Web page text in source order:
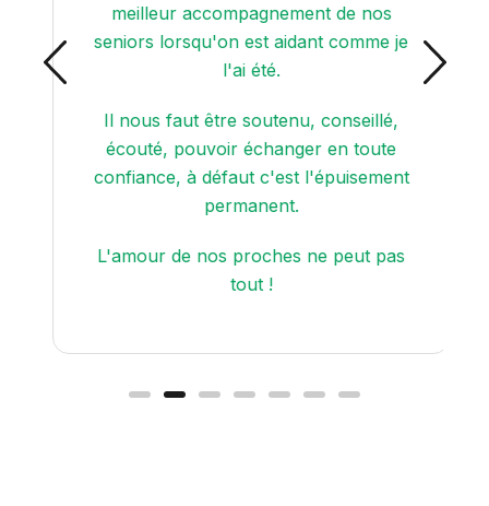
meilleur accompagnement de nos
seniors lorsqu'on est aidant comme je
l'ai été.
Il nous faut être soutenu, conseillé,
écouté, pouvoir échanger en toute
confiance, à défaut c'est l'épuisement
permanent.
L'amour de nos proches ne peut pas
tout !